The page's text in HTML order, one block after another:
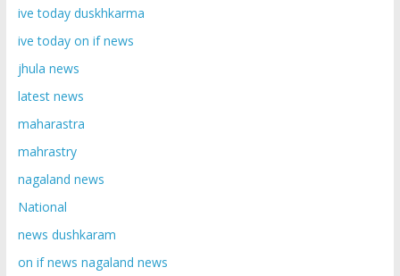
ive today duskhkarma
ive today on if news
jhula news
latest news
maharastra
mahrastry
nagaland news
National
news dushkaram
on if news nagaland news